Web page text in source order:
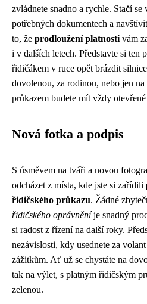
zvládnete snadno a rychle. Stačí se
potřebných dokumentech a
to, že prodloužení platnosti vám
i v dalších letech. Představte si ten
řidičákem v ruce opět brázdit
dovolenou, za rodinou, nebo jen
průkazem budete mít vždy
Nová fotka a podpis
S úsměvem na tváři a novou
odcházet z místa, kde jste si zařídili
řidičského průkazu. Žádné
řidičského oprávněníje snadný
si radost z řízení na další roky.
nezávislosti, kdy usednete za
zážitkům. Ať už se chystáte na
tak na výlet, s platným řidičským
zelenou.